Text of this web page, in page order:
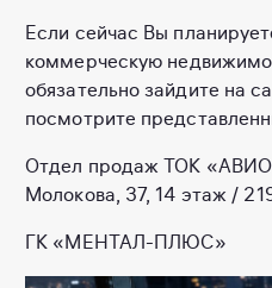
Если сейчас Вы
коммерческую
обязательно зайдите на
посмотрите
Отдел продаж ТОК
Молокова, 37, 14 этаж /
ГК «МЕНТАЛ-ПЛЮС»